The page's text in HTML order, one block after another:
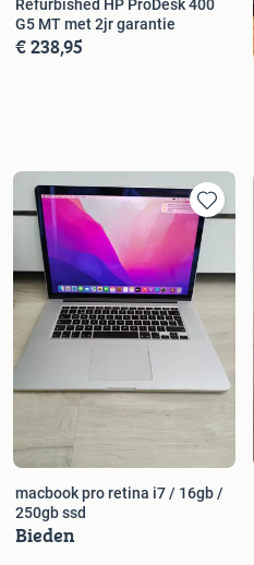
Refurbished HP ProDesk 400
G5 MT met 2jr garantie
€ 238,95
macbook pro retina i7 / 16gb /
250gb ssd
Bieden